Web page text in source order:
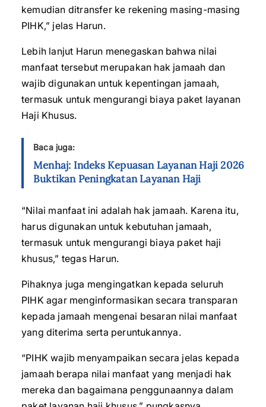
kemudian ditransfer ke rekening masing-masing
PIHK,” jelas Harun.
Lebih lanjut Harun menegaskan bahwa nilai
manfaat tersebut merupakan hak jamaah dan
wajib digunakan untuk kepentingan jamaah,
termasuk untuk mengurangi biaya paket layanan
Haji Khusus.
Baca juga:
Menhaj: Indeks Kepuasan Layanan Haji 2026
Buktikan Peningkatan Layanan Haji
“Nilai manfaat ini adalah hak jamaah. Karena itu,
harus digunakan untuk kebutuhan jamaah,
termasuk untuk mengurangi biaya paket haji
khusus,” tegas Harun.
Pihaknya juga mengingatkan kepada seluruh
PIHK agar menginformasikan secara transparan
kepada jamaah mengenai besaran nilai manfaat
yang diterima serta peruntukannya.
“PIHK wajib menyampaikan secara jelas kepada
jamaah berapa nilai manfaat yang menjadi hak
mereka dan bagaimana penggunaannya dalam